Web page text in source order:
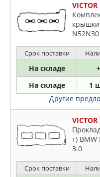
крышки
Срок поставки
На складе +
На складе 1
Другие
т) BMW
3.0
Срок поставки